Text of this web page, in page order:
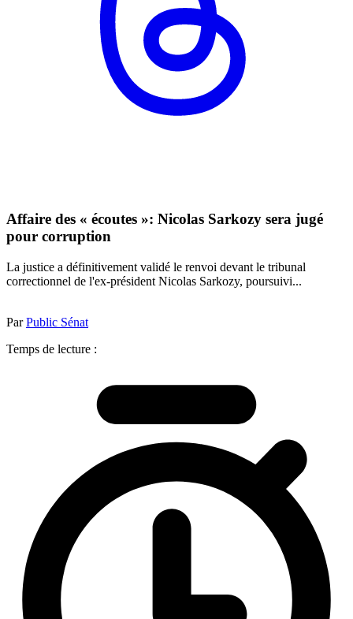
Affaire des « écoutes »: Nicolas Sarkozy sera jugé
pour corruption
La justice a définitivement validé le renvoi devant le tribunal
correctionnel de l'ex-président Nicolas Sarkozy, poursuivi...
ParPublic Sénat
Temps de lecture :